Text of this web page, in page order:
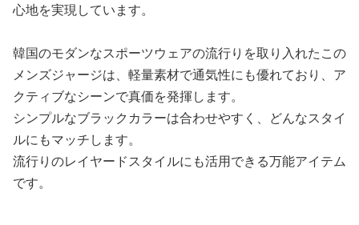
心地を実現しています。
韓国のモダンなスポーツウェアの流行りを取り入れたこの
メンズジャージは、軽量素材で通気性にも優れており、ア
クティブなシーンで真価を発揮します。
シンプルなブラックカラーは合わせやすく、どんなスタイ
ルにもマッチします。
流行りのレイヤードスタイルにも活用できる万能アイテム
です。